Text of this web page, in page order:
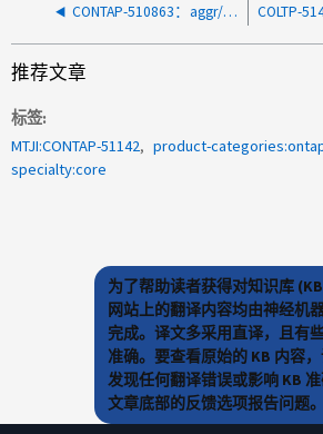
CONTAP-510863：aggr/*/plex 的 REST 响应部分或空
推荐文章
标签
MTJI:CONTAP-51142
product-
specialty:core
为了帮助读者获得对知识库
网站上的翻译内容均由神经机
完成。译文多采用直译，且有
准确。要查看原始的 KB 内容
发现任何翻译错误或影响 KB
文章底部的反馈选项报告问题。